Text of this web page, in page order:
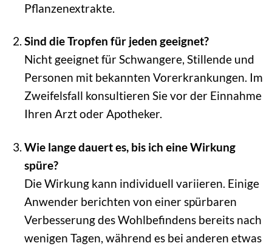
Pflanzenextrakte.
Sind die Tropfen für jeden geeignet?
Nicht geeignet für Schwangere, Stillende und
Personen mit bekannten Vorerkrankungen. Im
Zweifelsfall konsultieren Sie vor der Einnahme
Ihren Arzt oder Apotheker.
Wie lange dauert es, bis ich eine Wirkung
spüre?
Die Wirkung kann individuell variieren. Einige
Anwender berichten von einer spürbaren
Verbesserung des Wohlbefindens bereits nach
wenigen Tagen, während es bei anderen etwas